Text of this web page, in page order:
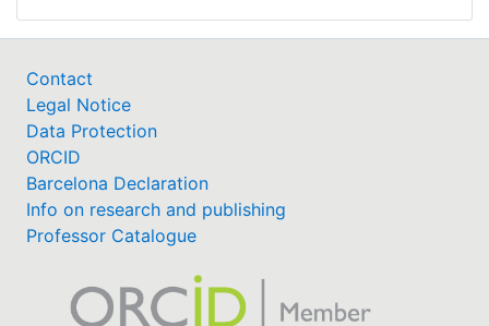
Contact
Legal Notice
Data Protection
ORCID
Barcelona Declaration
Info on research and publishing
Professor Catalogue